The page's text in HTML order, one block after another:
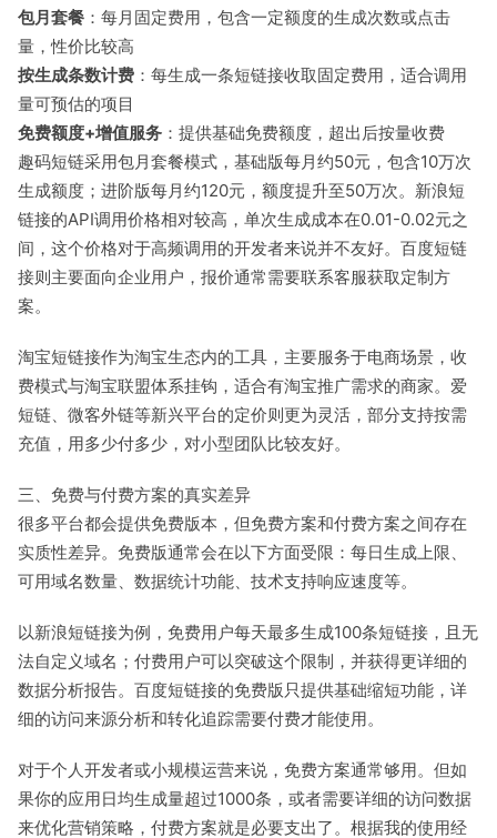
包月套餐 ：每月固定费用，包含一定额度的生成次数或点击
量，性价比较高
按生成条数计费 ：每生成一条短链接收取固定费用，适合调用
量可预估的项目
免费额度+增值服务 ：提供基础免费额度，超出后按量收费
趣码短链采用包月套餐模式，基础版每月约50元，包含10万次
生成额度；进阶版每月约120元，额度提升至50万次。新浪短
链接的API调用价格相对较高，单次生成成本在0.01-0.02元之
间，这个价格对于高频调用的开发者来说并不友好。百度短链
接则主要面向企业用户，报价通常需要联系客服获取定制方
案。
淘宝短链接作为淘宝生态内的工具，主要服务于电商场景，收
费模式与淘宝联盟体系挂钩，适合有淘宝推广需求的商家。爱
短链、微客外链等新兴平台的定价则更为灵活，部分支持按需
充值，用多少付多少，对小型团队比较友好。
三、免费与付费方案的真实差异
很多平台都会提供免费版本，但免费方案和付费方案之间存在
实质性差异。免费版通常会在以下方面受限：每日生成上限、
可用域名数量、数据统计功能、技术支持响应速度等。
以新浪短链接为例，免费用户每天最多生成100条短链接，且无
法自定义域名；付费用户可以突破这个限制，并获得更详细的
数据分析报告。百度短链接的免费版只提供基础缩短功能，详
细的访问来源分析和转化追踪需要付费才能使用。
对于个人开发者或小规模运营来说，免费方案通常够用。但如
果你的应用日均生成量超过1000条，或者需要详细的访问数据
来优化营销策略，付费方案就是必要支出了。根据我的使用经